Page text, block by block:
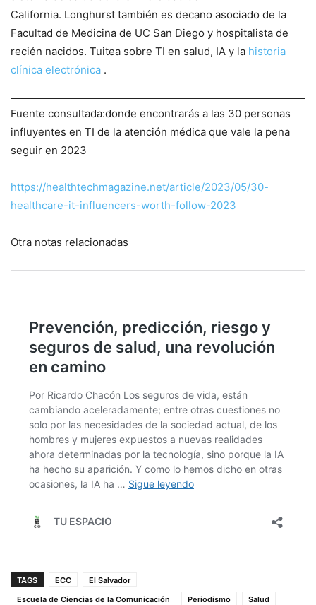
California. Longhurst también es decano asociado de la
Facultad de Medicina de UC San Diego y hospitalista de
recién nacidos. Tuitea sobre TI en salud, IA y la historia
clínica electrónica .
Fuente consultada:donde encontrarás a las 30 personas
influyentes en TI de la atención médica que vale la pena
seguir en 2023
https://healthtechmagazine.net/article/2023/05/30-
healthcare-it-influencers-worth-follow-2023
Otra notas relacionadas
TAGS ECC
El Salvador
Escuela de Ciencias de la Comunicación
Periodismo
Salud